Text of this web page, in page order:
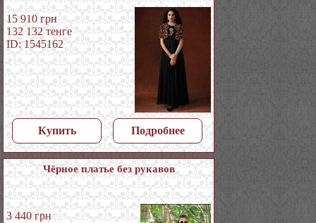
15 910 грн
132 132 тенге
ID: 1545162
Купить Подробнее
Чёрное платье без рукавов
3 440 грн